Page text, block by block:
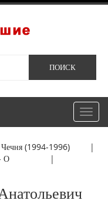
Чечня (1994-1996) |
О |